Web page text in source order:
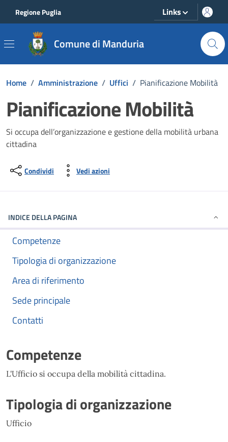
Regione Puglia Links
Comune di Manduria
Home / Amministrazione / Uffici / Pianificazione Mobilità
Pianificazione Mobilità
Si occupa dell’organizzazione e gestione della mobilità urbana
cittadina
Condividi Vedi azioni
INDICE DELLA PAGINA
Competenze
Tipologia di organizzazione
Area di riferimento
Sede principale
Contatti
Competenze
L'Ufficio si occupa della mobilità cittadina.
Tipologia di organizzazione
Ufficio